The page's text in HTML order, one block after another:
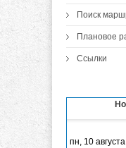
Поиск
Плановое
Ссылки